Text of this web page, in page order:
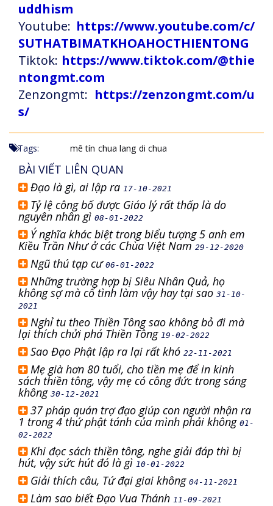
uddhism
Youtube: https://www.youtube.com/c/
SUTHATBIMATKHOAHOCTHIENTONG
Tiktok: https://www.tiktok.com/@thie
ntongmt.com
Zenzongmt: https://zenzongmt.com/u
s/
Tags: mê tín chua lang di chua
BÀI VIẾT LIÊN QUAN
Đạo là gì, ai lập ra 17-10-2021
Tỷ lệ công bố được Giáo lý rất thấp là do
nguyên nhân gì 08-01-2022
Ý nghĩa khác biệt trong biểu tượng 5 anh em
Kiều Trần Như ở các Chùa Việt Nam29-12-2020
Ngũ thú tạp cư 06-01-2022
Những trường hợp bị Siêu Nhân Quả, họ
không sợ mà cố tình làm vậy hay tại sao 31-10-
2021
Nghỉ tu theo Thiền Tông sao không bỏ đi mà
lại thích chửi phá Thiền Tông 19-02-2022
Sao Đạo Phật lập ra lại rất khó 22-11-2021
Mẹ già hơn 80 tuổi, cho tiền mẹ để in kinh
sách thiền tông, vậy mẹ có công đức trong sáng
không 30-12-2021
37 pháp quán trợ đạo giúp con người nhận ra
1 trong 4 thứ phật tánh của mình phải không 01-
02-2022
Khi đọc sách thiền tông, nghe giải đáp thì bị
hút, vậy sức hút đó là gì 10-01-2022
Giải thích câu, Tứ đại giai không 04-11-2021
Làm sao biết Đạo Vua Thánh 11-09-2021